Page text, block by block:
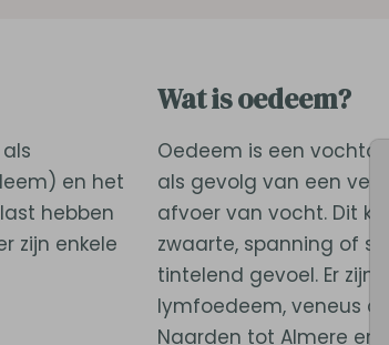
en het
hebben
zijn enkele
Wat is oedeem?
Oedeem is een
als gevolg van een
afvoer van vocht. Dit
zwaarte, spanning of
tintelend gevoel. Er zijn
lymfoedeem, veneus
Naarden tot Almere en